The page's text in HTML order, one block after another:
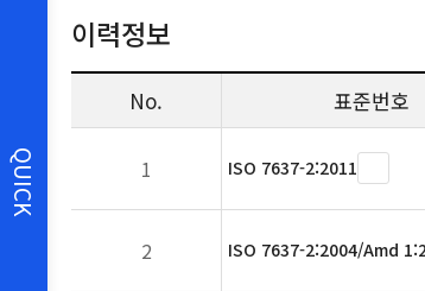
QUICK
이력정보
No. 표준번호
1 ISO 7637-2:2011
2 ISO 7637-2:2004/Amd